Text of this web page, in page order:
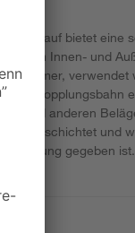
Knauf bietet eine
im Innen- und
verwendet
Entkopplungsbahn
und anderen
und
gegeben